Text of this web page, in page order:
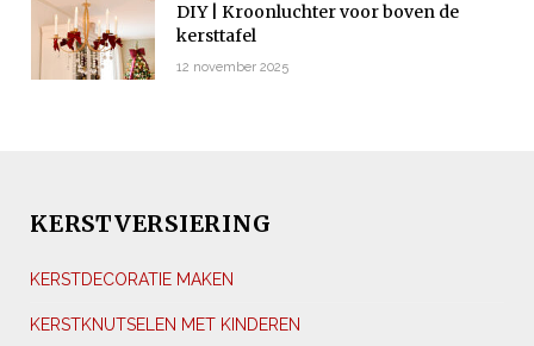
DIY | Kroonluchter voor boven de
kersttafel
12 november 2025
KERSTVERSIERING
KERSTDECORATIE MAKEN
KERSTKNUTSELEN MET KINDEREN